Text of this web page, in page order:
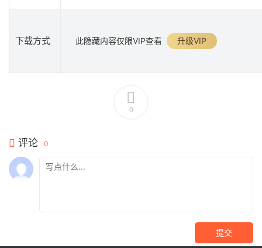
下载方式 此隐藏内容仅限VIP查看 升级VIP
0
评论 0
提交